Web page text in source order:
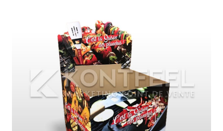
Présentoir sol
Découvrez nos présentoirs de sol sur mesure
Gros volume & promo
Display & présentoirs spécifiques
Mobilier permanent